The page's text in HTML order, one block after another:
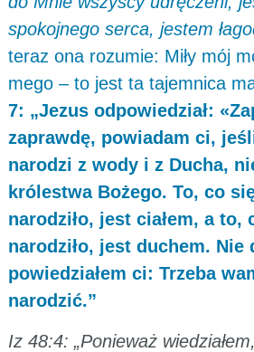
spokojnego serca, jestem
teraz ona rozumie: Miły mój
mego – to jest ta tajemnica
7: „Jezus odpowiedział:
zaprawdę, powiadam ci,
narodzi z wody i z Ducha,
królestwa Bożego. To, co
narodziło, jest ciałem, a to,
narodziło, jest duchem. Nie
powiedziałem ci: Trzeba
narodzić.”
Iz 48:4: „Ponieważ